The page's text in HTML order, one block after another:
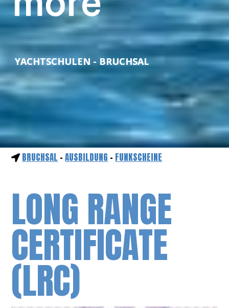
YACHTSCHULEN - BRUCHSAL
BRUCHSAL -AUSBILDUNG - FUNKSCHEINE
LONG RANGE
CERTIFICATE
(LRC)